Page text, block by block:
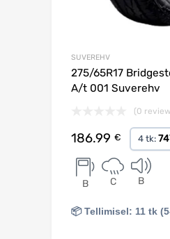
SUVEREHV
275/65R17
A/t 001 Suverehv
(0
186.99 € 4 tk:
B C B
📦 Tellimisel: 11 tk